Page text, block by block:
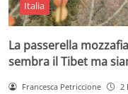
Italia
La passerella
sembra il Tibet ma
Francesca Petriccione 2